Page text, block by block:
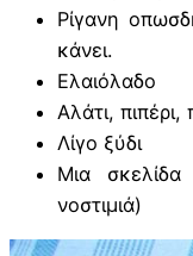
Ρίγανη
κάνει.
Ελαιόλαδο
Αλάτι,
Λίγο ξύδι
Μια σκελίδα
νοστιμιά)